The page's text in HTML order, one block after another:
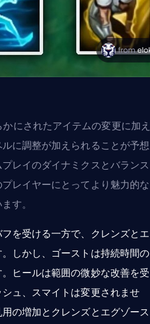
にされたアイテムの変更に加え
に調整が加えられることが予想
レイのダイナミクスとバランス
レイヤーにとってより魅力的な
す。
を受ける一方で、クレンズとエ
しかし、ゴーストは持続時間の
ヒールは範囲の微妙な改善を受
ュ、スマイトは変更されませ
の増加とクレンズとエグゾース